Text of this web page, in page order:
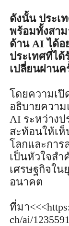
ดังนั้น ประเ
พร้อมทั้งสา
ด้าน AI ได้อ
ประเทศที่ได้
เปลี่ยนผ่านค
โดยความเปิ
อธิบายควา
AI ระหว่างป
สะท้อนให้เห็
โลกและการ
เป็นหัวใจสำ
เศรษฐกิจใน
อนาคต
ที่มา
ch/ai/1235591